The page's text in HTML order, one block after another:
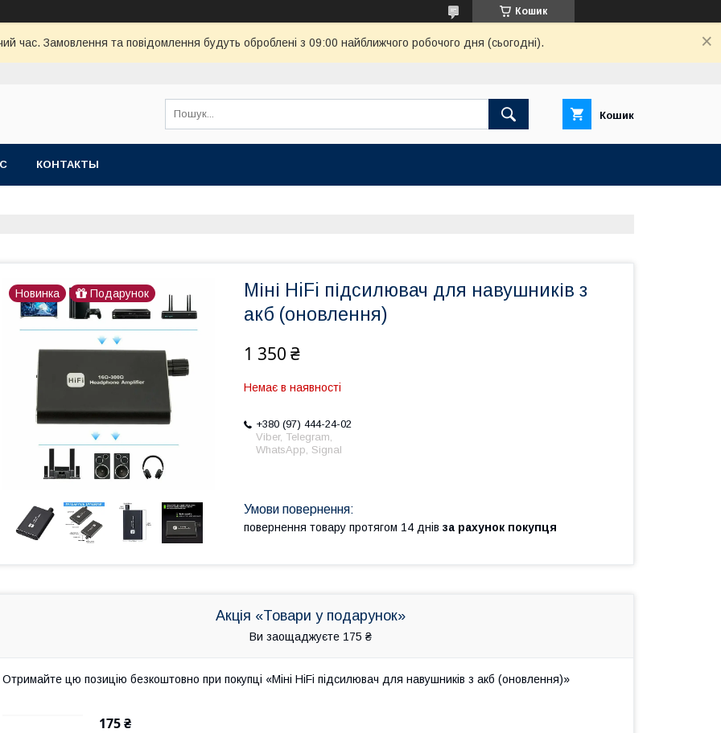
Кошик
час. Замовлення та повідомлення будуть оброблені з 09:00 найближчого робочого дня (сьогодні).
Кошик
КОНТАКТЫ
Новинка Подарунок
Міні HiFi підсилювач для навушників з
акб (оновлення)
1 350 ₴
Немає в наявності
+380 (97) 444-24-02
Viber, Telegram,
WhatsApp, Signal
повернення товару протягом 14 днів за рахунок покупця
Акція «Товари у подарунок»
Ви заощаджуєте 175 ₴
Отримайте цю позицію безкоштовно при покупці «Міні HiFi підсилювач для навушників з акб (оновлення)»
175 ₴